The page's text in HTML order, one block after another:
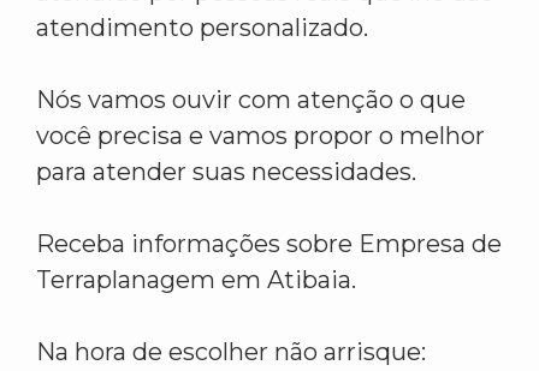
atendimento personalizado.
Nós vamos ouvir com atenção o que
você precisa e vamos propor o melhor
para atender suas necessidades.
Receba informações sobre Empresa de
Terraplanagem em Atibaia.
Na hora de escolher não arrisque: